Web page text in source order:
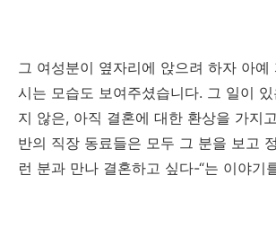
그 여성분이 옆자리에 앉으려 하자 아예
시는 모습도 보여주셨습니다. 그 일이
지 않은, 아직 결혼에 대한 환상을 가지
반의 직장 동료들은 모두 그 분을 보고
런 분과 만나 결혼하고 싶다-“는 이야기